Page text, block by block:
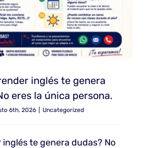
inglés te genera
eres la única persona.
6th, 2026 Uncategorized
te genera dudas? No